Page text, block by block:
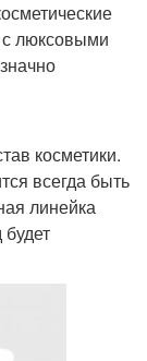
люксовыми
косметики.
всегда быть
линейка